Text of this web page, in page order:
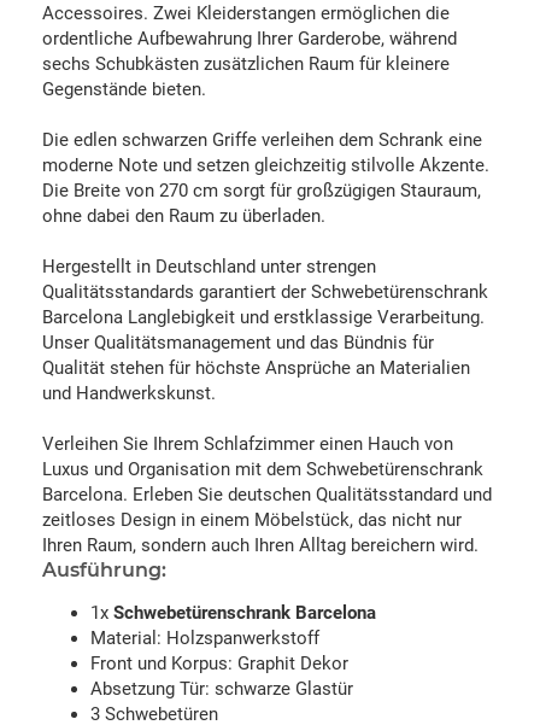
Accessoires. Zwei Kleiderstangen ermöglichen die
ordentliche Aufbewahrung Ihrer Garderobe, während
sechs Schubkästen zusätzlichen Raum für kleinere
Gegenstände bieten.
Die edlen schwarzen Griffe verleihen dem Schrank eine
moderne Note und setzen gleichzeitig stilvolle Akzente.
Die Breite von 270 cm sorgt für großzügigen Stauraum,
ohne dabei den Raum zu überladen.
Hergestellt in Deutschland unter strengen
Qualitätsstandards garantiert der Schwebetürenschrank
Barcelona Langlebigkeit und erstklassige Verarbeitung.
Unser Qualitätsmanagement und das Bündnis für
Qualität stehen für höchste Ansprüche an Materialien
und Handwerkskunst.
Verleihen Sie Ihrem Schlafzimmer einen Hauch von
Luxus und Organisation mit dem Schwebetürenschrank
Barcelona. Erleben Sie deutschen Qualitätsstandard und
zeitloses Design in einem Möbelstück, das nicht nur
Ihren Raum, sondern auch Ihren Alltag bereichern wird.
Ausführung:
1x Schwebetürenschrank Barcelona
Material: Holzspanwerkstoff
Front und Korpus: Graphit Dekor
Absetzung Tür: schwarze Glastür
3 Schwebetüren